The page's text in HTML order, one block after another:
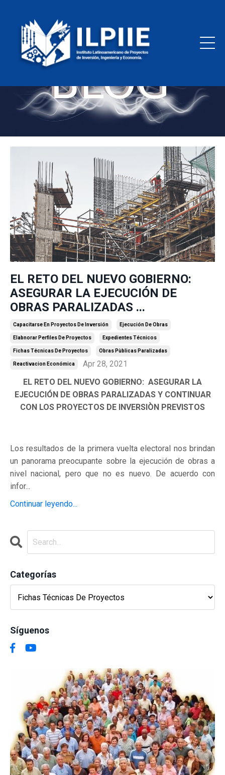
EL RETO DEL NUEVO GOBIERNO:
ASEGURAR LA EJECUCIÓN DE
OBRAS PARALIZADAS ...
Capacitarse En Proyectos De Inversión Ejecución De Obras
Elabnorar Perfiles De Proyectos Expedientes Técnicos
Fichas Técnicas De Proyectos Obras Pùblicas Paralizadas
Reactivacion Económica
Apr 28, 2021
EL RETO DEL NUEVO GOBIERNO: ASEGURAR LA
EJECUCIÓN DE OBRAS PARALIZADAS Y CONTINUAR
CON LOS PROYECTOS DE INVERSIÒN PREVISTOS
Los resultados de la primera vuelta electoral nos brindan
un panorama preocupante sobre la ejecución de obras a
nivel nacional, pero que no es nuevo. De acuerdo con
infor...
Continuar leyendo...
Categorías
Síguenos